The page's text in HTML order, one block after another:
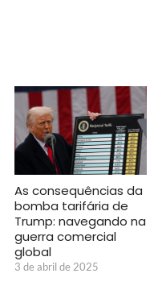
As consequências da
bomba tarifária de
Trump: navegando na
guerra comercial
global
3 de abril de 2025